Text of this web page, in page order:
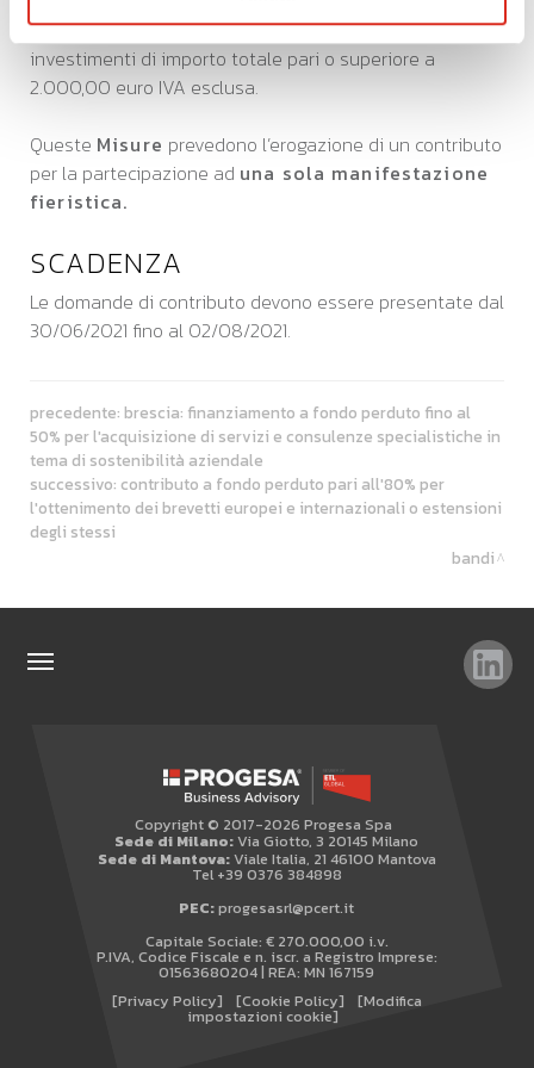
delle spese sostenute e ammissibili al netto di IVA per
investimenti di importo totale pari o superiore a
2.000,00 euro IVA esclusa.
Queste Misure prevedono l’erogazione di un contributo
per la partecipazione ad una sola manifestazione
fieristica.
SCADENZA
Le domande di contributo devono essere presentate dal
30/06/2021 fino al 02/08/2021.
precedente: brescia: finanziamento a fondo perduto fino al
50% per l'acquisizione di servizi e consulenze specialistiche in
tema di sostenibilità aziendale
successivo: contributo a fondo perduto pari all'80% per
l'ottenimento dei brevetti europei e internazionali o estensioni
degli stessi
bandi
AREA RISERVATA
WHISTLEBLOWING
Copyright © 2017-2026 Progesa Spa
Sede di Milano:Via Giotto, 3 20145 Milano
Sede di Mantova:Viale Italia, 21 46100 Mantova
Tel +39 0376 384898
PEC:progesasrl@pcert.it
Capitale Sociale: € 270.000,00 i.v.
P.IVA, Codice Fiscale e n. iscr. a Registro Imprese:
01563680204 | REA: MN 167159
[Privacy Policy]
[Cookie Policy] [Modifica
impostazioni cookie]